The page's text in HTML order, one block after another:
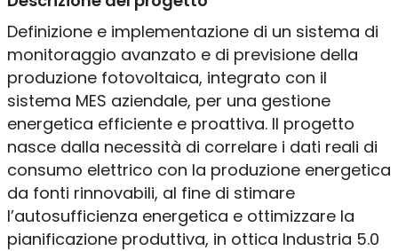
Clienti
Definizione e implementazione di un sistema di
monitoraggio avanzato e di previsione della
produzione fotovoltaica, integrato con il
sistema MES aziendale, per una gestione
energetica efficiente e proattiva. Il progetto
nasce dalla necessità di correlare i dati reali di
consumo elettrico con la produzione energetica
da fonti rinnovabili, al fine di stimare
l’autosufficienza energetica e ottimizzare la
pianificazione produttiva, in ottica Industria 5.0